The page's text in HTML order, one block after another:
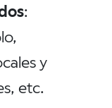
:
y
etc.